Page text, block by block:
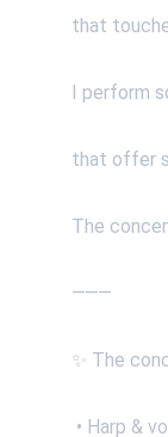
that
I perform
that offer
The
⸻
✨ The
• Harp &